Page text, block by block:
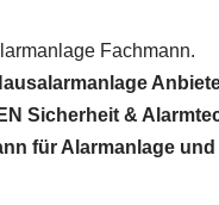
Fachmann.
&
für Alarmanlage